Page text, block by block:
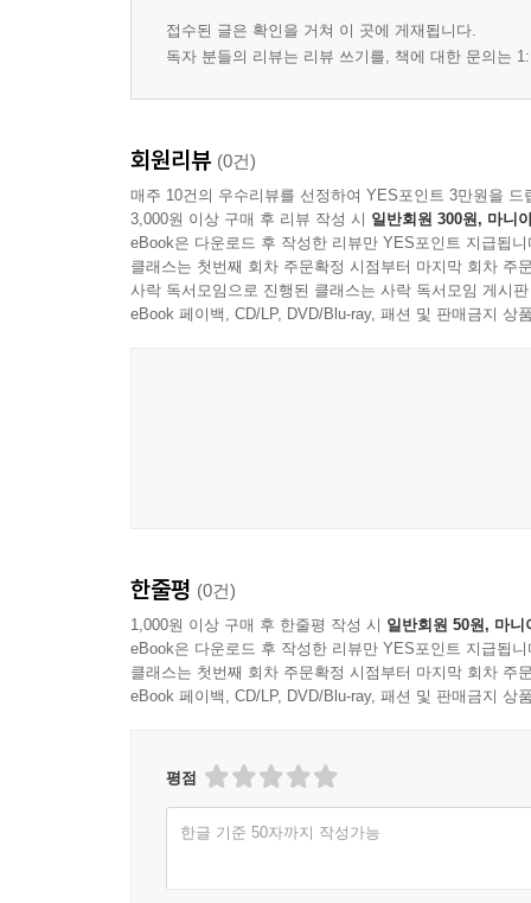
4장 유전자원 연구의 자료와 정보
생물 표본과 연구 자료
유전자원 관련 정보의 유형
연구 자료의 분류 체계
유전자원 정보의 기록 방식
유전자 데이터의 해석 구조
5장 유전자원의 수집과 관리 원리
6장 유전자원 연구에서의 분석 개념
유전자 서열의 이해
유전적 차이의 비교 개념
유전자 데이터 해석의 흐름
유전적 관계의 해석 구조
유전자 분석 결과의 의미
생물 다양성의 구성 요소
접수된 글은 확인을 거쳐 이 곳에 게재됩니다.
독자 분들의 리뷰는 리뷰 쓰기를, 책에 대한 문의는
회원리뷰 (0건)
매주 10건의 우수리뷰를 선정하여 YES포인트 3만원을 드
3,000원 이상 구매 후 리뷰 작성 시 일반회원 300원, 마니
eBook은 다운로드 후 작성한 리뷰만 YES포인트 지급됩니
클래스는 첫번째 회차 주문확정 시점부터 마지막 회차 주
사락 독서모임으로 진행된 클래스는 사락 독서모임 게시
eBook 페이백, CD/LP, DVD/Blu-ray, 패션 및 판매금지 상
한줄평 (0건)
1,000원 이상 구매 후 한줄평 작성 시 일반회원 50원, 마니
eBook은 다운로드 후 작성한 리뷰만 YES포인트 지급됩니
클래스는 첫번째 회차 주문확정 시점부터 마지막 회차 주
eBook 페이백, CD/LP, DVD/Blu-ray, 패션 및 판매금지 상
평점
한글 기준 50자까지 작성가능